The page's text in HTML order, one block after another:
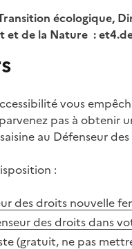
écologique,
et de la Nature :
vous
pas à
au Défenseur
:
des droits nouvelle
des droits dans
(gratuit, ne pas